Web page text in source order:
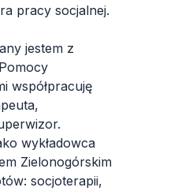
pracy socjalnej.
jestem z
współpracuję
wykładowca
Zielonogórskim
socjoterapii,